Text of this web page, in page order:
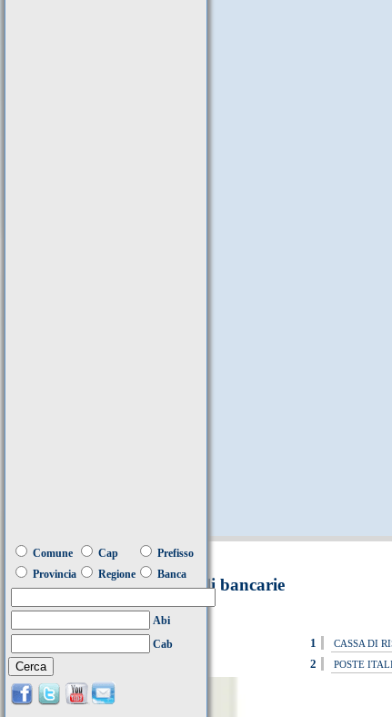
Comune Cap
Prefisso
Provincia
Regione Banca
Abi
Cab
Filiali bancarie
1 CASSA DI
2 POSTE